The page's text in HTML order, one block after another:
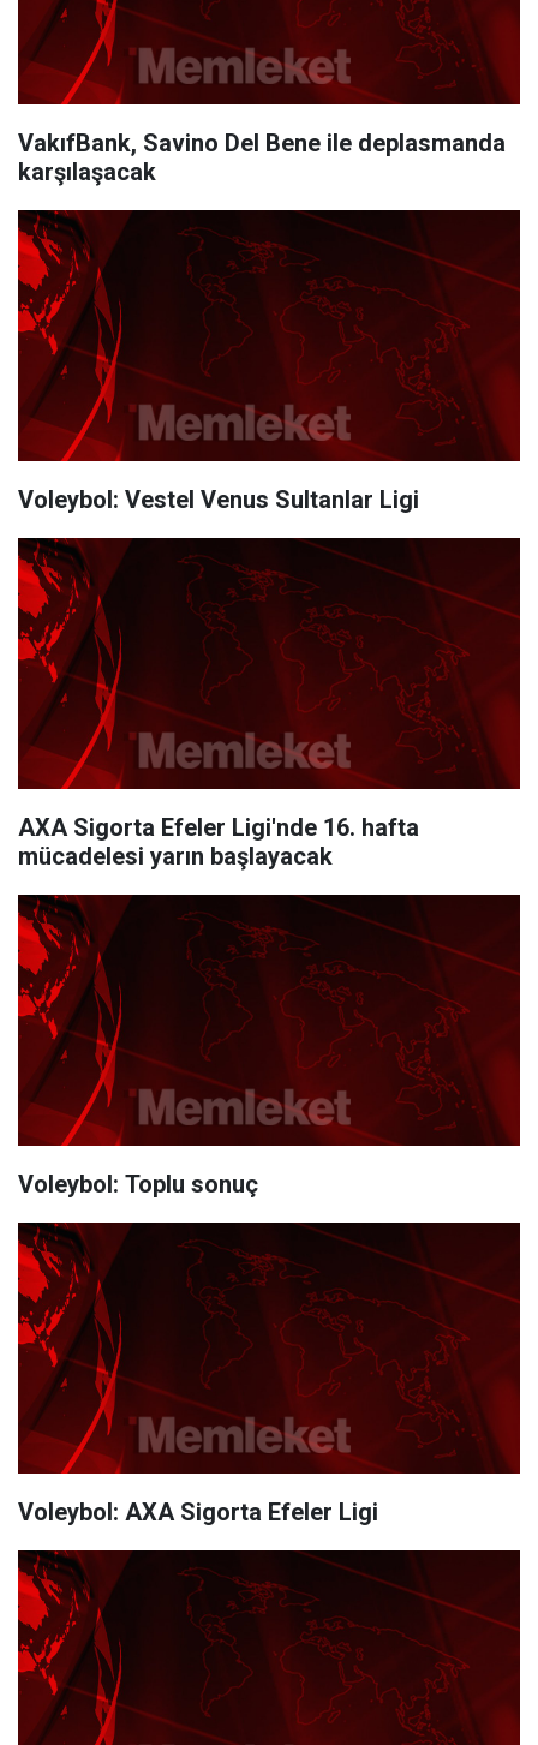
VakıfBank, Savino Del Bene ile deplasmanda
karşılaşacak
Voleybol: Vestel Venus Sultanlar Ligi
AXA Sigorta Efeler Ligi'nde 16. hafta
mücadelesi yarın başlayacak
Voleybol: Toplu sonuç
Voleybol: AXA Sigorta Efeler Ligi